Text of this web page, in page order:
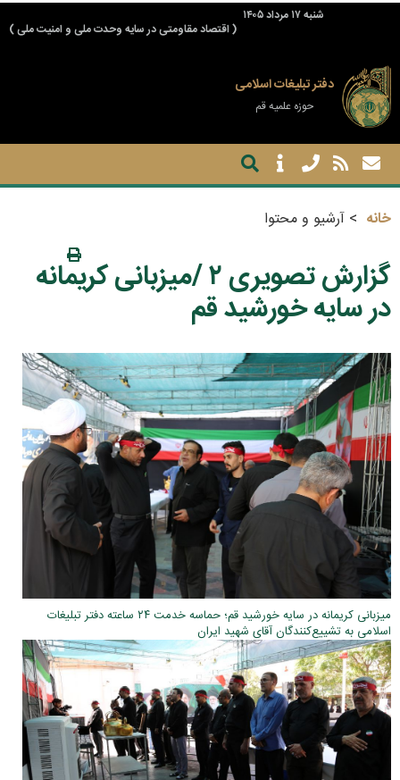
شنبه ۱۷ مرداد ۱۴۰۵
( اقتصاد مقاومتی در سایه وحدت ملی و امنیت ملی )
دفتر تبلیغات اسلامی
حوزه علمیه قم
خانه آرشیو و محتوا
گزارش تصویری ۲ /میزبانی کریمانه
در سایه خورشید قم
میزبانی کریمانه در سایه خورشید قم؛ حماسه خدمت ۲۴ ساعته دفتر تبلیغات
اسلامی به تشییع‌کنندگان آقای شهید ایران